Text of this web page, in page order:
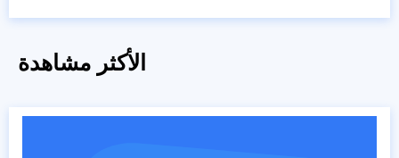
الأكثر مشاهدة